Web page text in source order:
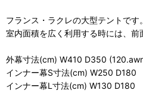
フランス・ラクレの大型テントです。
室内面積を広く利用する時には、
外幕寸法(cm) W410 D350
インナー幕S寸法(cm) W250 D180
インナー幕L寸法(cm) W130 D180